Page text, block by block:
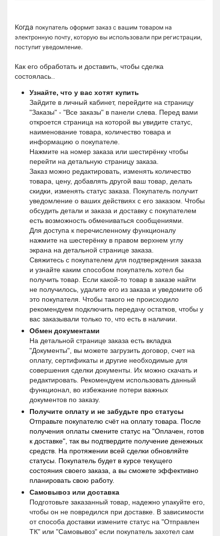
Когда покупатель оформит заказ с вашим товаром на
электронную почту, которую вы использовали при регистрации,
поступит уведомление.
Как его обработать и доставить, чтобы сделка
состоялась..
Узнайте, что у вас хотят купить
Зайдите в личный кабинет, перейдите на страницу
"Заказы" - "Все заказы" в панели слева. Перед вами
откроется страница на которой вы увидите статус,
наименование товара, количество товара и
информацию о покупателе.
Нажмите на номер заказа или шестирёнку чтобы
перейти на детальную страницу заказа.
Заказ можно редактировать, изменять количество
товара, цену, добавлять другой ваш товар, делать
скидки, изменять статус заказа. Покупатель получит
уведомление о ваших действиях с его заказом. Чтобы
обсудить детали и заказа и доставку с покупателем
есть возможность обмениваться сообщениями.
Для доступа к перечисленному функционалу
нажмите на шестерёнку в правом верхнем углу
экрана на детальной странице заказа.
Свяжитесь с покупателем для подтверждения заказа
и узнайте каким способом покупатель хотел бы
получить товар. Если какой-то товар в заказе найти
не получилось, удалите его из заказа и уведомите об
это покупателя. Чтобы такого не происходило
рекомендуем подключить передачу остатков, чтобы у
вас заказывали только то, что есть в наличии.
Обмен документами
На детальной странице заказа есть вкладка
"Документы", вы можете загрузить договор, счет на
оплату, сертификаты и другие необходимые для
совершения сделки документы. Их можно скачать и
редактировать. Рекомендуем использовать данный
функционал, во избежание потери важных
документов по заказу.
Получите оплату и не забудьте про статусы
Отправьте покупателю счёт на оплату товара. После
получения оплаты смените статус на "Оплачен, готов
к доставке", так вы подтвердите получение денежных
средств. На протяжении всей сделки обновляйте
статусы. Покупатель будет в курсе текущего
состояния своего заказа, а вы сможете эффективно
планировать свою работу.
Самовывоз или доставка
Подготовьте заказанный товар, надежно упакуйте его,
чтобы он не повредился при доставке. В зависимости
от способа доставки измените статус на "Отправлен
ТК" или "Самовывоз" если покупатель захотел сам